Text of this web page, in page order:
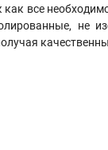
все
не